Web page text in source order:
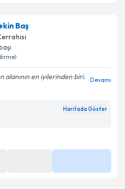
Baş
en iyilerinden biri.
Devamı
Haritada Göster